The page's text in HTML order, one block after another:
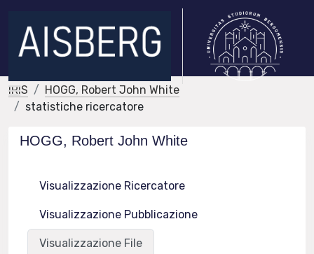
IRIS
HOGG, Robert John White
statistiche ricercatore
HOGG, Robert John White
Visualizzazione Ricercatore
Visualizzazione Pubblicazione
Visualizzazione File